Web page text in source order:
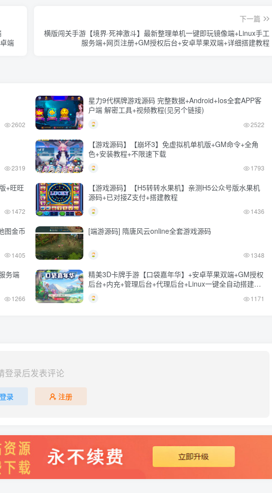
端
下一篇
横版闯关手游【境界·死神激斗】最新整理单机一键即玩镜像端+Linux手工
服务端+网页注册+GM授权后台+安卓苹果双端+详细搭建教程
2602
星力9代棋牌游戏源码 完整数据+Android+Ios全套APP客
户端 解密工具+视频教程(见另个链接)
2522
2319
【游戏源码】【崩坏3】免虚拟机单机版+GM命令+全角
色+安装教程+不限速下载
1793
+旺旺
1472
【游戏源码】【H5转转水果机】亲测H5公众号版水果机
源码+已对接Z支付+搭建教程
1436
图金币
1405
[端游源码] 隋唐风云online全套游戏源码
1348
务端
1266
精美3D卡牌手游【口袋嘉年华】+安卓苹果双端+GM授权
后台+内充+管理后台+代理后台+Linux一键全自动搭建脚
本+Linux手工服务端+详细搭建教程
1171
登录后发表评论
登录 注册